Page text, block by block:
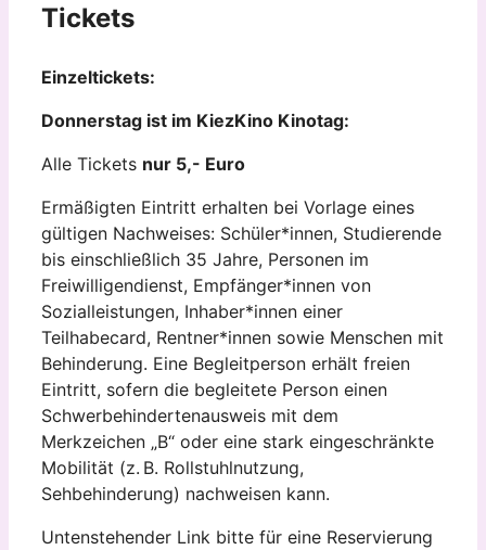
Tickets
Einzeltickets:
Donnerstag ist im KiezKino Kinotag:
Alle Tickets nur 5,- Euro
Ermäßigten Eintritt erhalten bei Vorlage eines
gültigen Nachweises: Schüler*innen, Studierende
bis einschließlich 35 Jahre, Personen im
Freiwilligendienst, Empfänger*innen von
Sozialleistungen, Inhaber*innen einer
Teilhabecard, Rentner*innen sowie Menschen mit
Behinderung. Eine Begleitperson erhält freien
Eintritt, sofern die begleitete Person einen
Schwerbehindertenausweis mit dem
Merkzeichen „B“ oder eine stark eingeschränkte
Mobilität (z. B. Rollstuhlnutzung,
Sehbehinderung) nachweisen kann.
Untenstehender Link bitte für eine Reservierung